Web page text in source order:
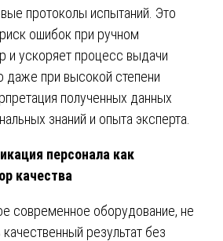
протоколы испытаний. Это
ошибок при ручном
и ускоряет процесс выдачи
даже при высокой степени
полученных данных
знаний и опыта эксперта.
персонала как
качества
современное оборудование, не
результат без